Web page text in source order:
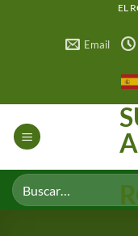
EL
Email
Buscar
por: